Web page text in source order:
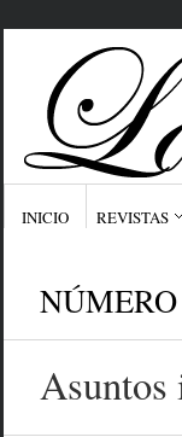
INICIO REVISTAS
Asuntos